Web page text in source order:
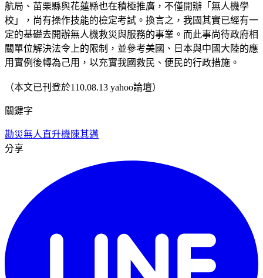
航局、苗栗縣與花蓮縣也在積極推廣，不僅開辦「無人機學
校」，尚有操作技能的檢定考試。換言之，我國其實已經有一
定的基礎去開辦無人機救災與服務的事業。而此事尚待政府相
關單位解決法令上的限制，並參考美國、日本與中國大陸的應
用實例後轉為己用，以充實我國救民、便民的行政措施。
（本文已刊登於110.08.13 yahoo論壇）
關鍵字
勘災無人直升機 陳其邁
分享